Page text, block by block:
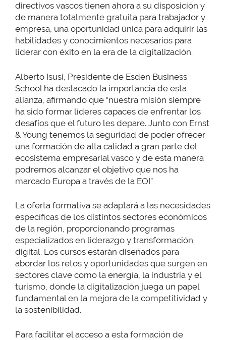
directivos vascos tienen ahora a su disposición y
de manera totalmente gratuita para trabajador y
empresa, una oportunidad única para adquirir las
habilidades y conocimientos necesarios para
liderar con éxito en la era de la digitalización.
Alberto Isusi, Presidente de Esden Business
School ha destacado la importancia de esta
alianza, afirmando que “nuestra misión siempre
ha sido formar líderes capaces de enfrentar los
desafíos que el futuro les depare. Junto con Ernst
& Young tenemos la seguridad de poder ofrecer
una formación de alta calidad a gran parte del
ecosistema empresarial vasco y de esta manera
podremos alcanzar el objetivo que nos ha
marcado Europa a través de la EOI”
La oferta formativa se adaptará a las necesidades
específicas de los distintos sectores económicos
de la región, proporcionando programas
especializados en liderazgo y transformación
digital. Los cursos estarán diseñados para
abordar los retos y oportunidades que surgen en
sectores clave como la energía, la industria y el
turismo, donde la digitalización juega un papel
fundamental en la mejora de la competitividad y
la sostenibilidad.
Para facilitar el acceso a esta formación de